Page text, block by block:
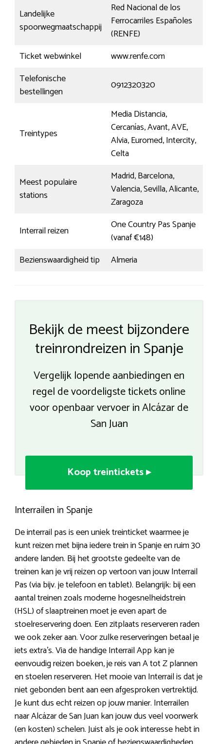
Landelijke
spoorwegmaatschappij
Red Nacional de los
Ferrocarriles Españoles
(RENFE)
Ticket webwinkel
www.renfe.com
Telefonische
bestellingen
0912320320
Treintypes
Media Distancia,
Cercanías, Avant, AVE,
Alvia, Euromed, Intercity,
Celta
Meest populaire
stations
Madrid, Barcelona,
Valencia, Sevilla, Alicante,
Zaragoza
Interrail reizen
One Country Pas Spanje
(vanaf €148)
Bezienswaardigheid tip
Almeria
Bekijk de meest bijzondere
treinrondreizen in Spanje
Vergelijk lopende aanbiedingen en
regel de voordeligste tickets online
voor openbaar vervoer in Alcázar de
San Juan
Koop treintickets ▸
Interrailen in Spanje
De interrail pas is een uniek treinticket waarmee je
kunt reizen met bijna iedere trein in Spanje en ruim 30
andere landen. Bij het grootste gedeelte van de
treinen kan je vrij reizen op vertoon van jouw Interrail
Pas (via bijv. je telefoon en tablet). Belangrijk: bij een
aantal treinen zoals moderne hogesnelheidstrein
(HSL) of slaaptreinen moet je even apart de
stoelreservering doen. Een zitplaats reserveren raden
we ook zeker aan. Voor zulke reserveringen betaal je
iets extra’s. Via de handige Interrail App kan je
eenvoudig reizen boeken, je reis van A tot Z plannen
en stoelen reserveren. Het mooie van Interrail is dat je
niet gebonden bent aan een afgesproken vertrektijd.
Je kunt dus echt reizen op jouw manier. Interrailen
naar Alcázar de San Juan kan jouw dus veel voorwerk
(en kosten) schelen. Juist als je ook interesse hebt in